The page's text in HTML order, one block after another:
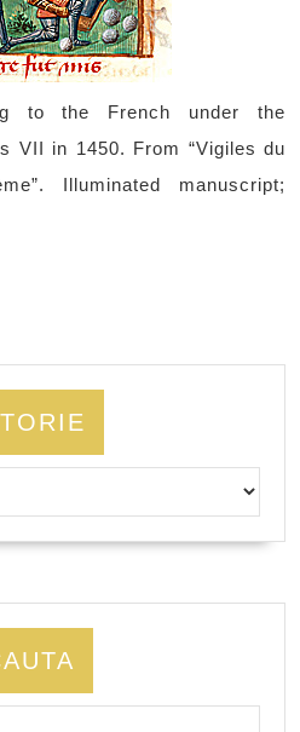
to the French under the
VII in 1450. From “Vigiles du
Illuminated manuscript;